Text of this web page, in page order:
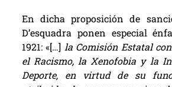
En dicha proposición de
D’esquadra ponen especial
1921: «[…] la Comisión Estatal
el Racismo, la Xenofobia y la
Deporte, en virtud de su